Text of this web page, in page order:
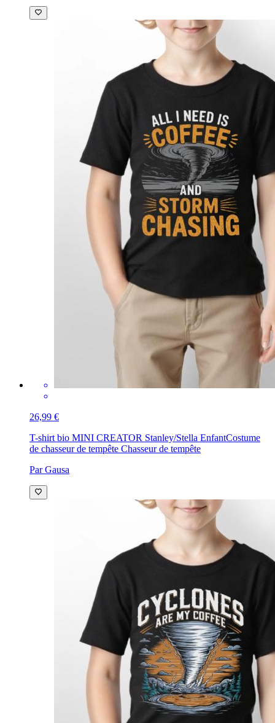
26,99 €
T-shirt bio MINI CREATOR Stanley/Stella EnfantCostume
de chasseur de tempête Chasseur de tempête
Par Gausa